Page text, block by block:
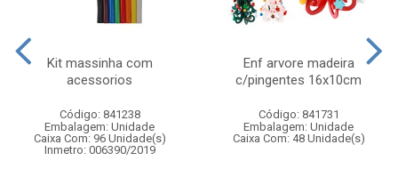
Kit massinha com
acessorios
Código: 841238
Embalagem: Unidade
Caixa Com: 96 Unidade(s)
Inmetro: 006390/2019
Enf arvore madeira
c/pingentes 16x10cm
Código: 841731
Embalagem: Unidade
Caixa Com: 48 Unidade(s)